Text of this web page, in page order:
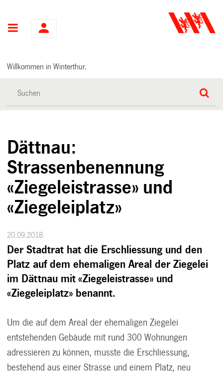
Hauptnavigation
Willkommen in Winterthur.
Dättnau:
Strassenbenennung
«Ziegeleistrasse» und
«Ziegeleiplatz»
20.09.2018
Der Stadtrat hat die Erschliessung und den
Platz auf dem ehemaligen Areal der Ziegelei
im Dättnau mit «Ziegeleistrasse» und
«Ziegeleiplatz» benannt.
Um die auf dem Areal der ehemaligen Ziegelei
entstehenden Gebäude mit rund 300 Wohnungen
adressieren zu können, musste die Erschliessung,
bestehend aus einer Strasse und einem Platz, neu